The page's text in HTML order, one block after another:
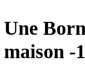
Une
maison -